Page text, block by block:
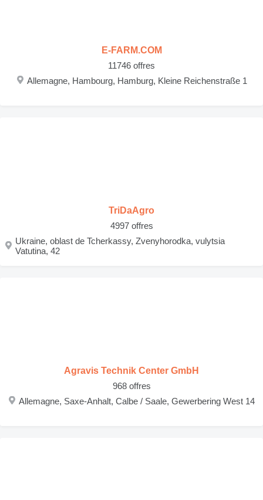
E-FARM.COM
11746 offres
Allemagne, Hambourg, Hamburg, Kleine Reichenstraße 1
TriDaAgro
4997 offres
Ukraine, oblast de Tcherkassy, Zvenyhorodka, vulytsia
Vatutina, 42
Agravis Technik Center GmbH
968 offres
Allemagne, Saxe-Anhalt, Calbe / Saale, Gewerbering West 14